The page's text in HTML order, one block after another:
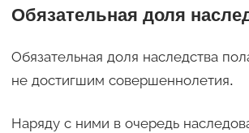
Обязательная доля
Обязательная доля наследства
не достигшим совершеннолетия.
Наряду с ними в очередь